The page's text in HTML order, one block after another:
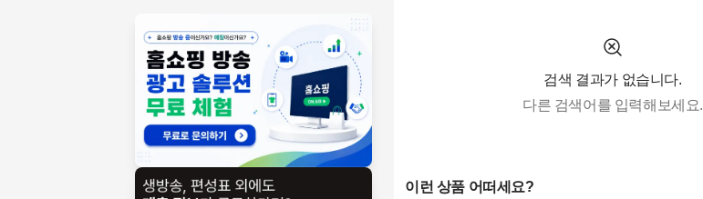
검색 결과가 없습니다.
다른 검색어를 입력해보세요.
이런 상품 어떠세요?